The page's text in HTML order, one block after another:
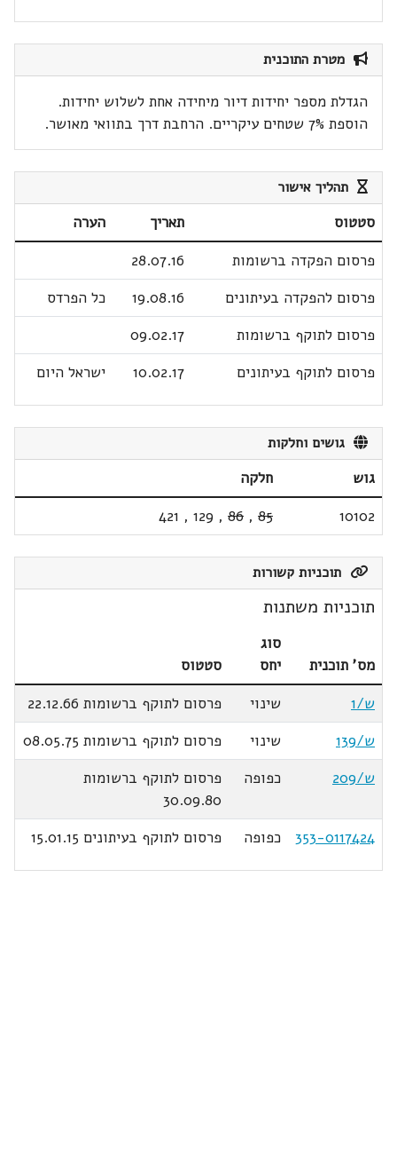
מטרת התוכנית
הגדלת מספר יחידות דיור מיחידה אחת לשלוש יחידות.
הוספת 7% שטחים עיקריים. הרחבת דרך בתוואי מאושר.
תהליך אישור
סטטוס תאריך
הערה
פרסום הפקדה ברשומות
28.07.16
פרסום להפקדה בעיתונים
19.08.16
כל הפרדס
פרסום לתוקף ברשומות
09.02.17
פרסום לתוקף בעיתונים
10.02.17 ישראל היום
גושים וחלקות
גוש
חלקה
10102
85
,
86
,
129
,
421
תוכניות קשורות
תוכניות משתנות
מס' תוכנית
סוג
יחס
סטטוס
ש/1
שינוי
פרסום לתוקף ברשומות 22.12.66
ש/139
שינוי
פרסום לתוקף ברשומות 08.05.75
ש/209
כפופה
פרסום לתוקף ברשומות
30.09.80
353-0117424
כפופה פרסום לתוקף בעיתונים 15.01.15